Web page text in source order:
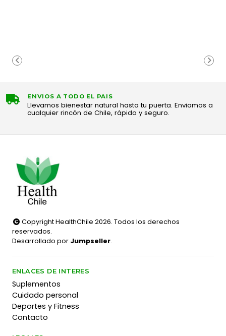
ENVIOS A TODO EL PAIS
Llevamos bienestar natural hasta tu puerta. Enviamos a
cualquier rincón de Chile, rápido y seguro.
Copyright HealthChile 2026. Todos los derechos
reservados.
Desarrollado por Jumpseller.
ENLACES DE INTERES
Suplementos
Cuidado personal
Deportes y Fitness
Contacto